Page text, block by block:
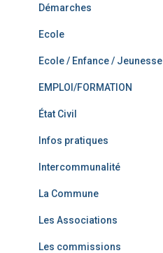
Démarches
Ecole
Ecole / Enfance / Jeunesse
EMPLOI/FORMATION
État Civil
Infos pratiques
Intercommunalité
La Commune
Les Associations
Les commissions